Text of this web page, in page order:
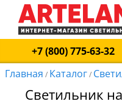
+7 (800) 775-63-32
Главная / Каталог/
Светильник